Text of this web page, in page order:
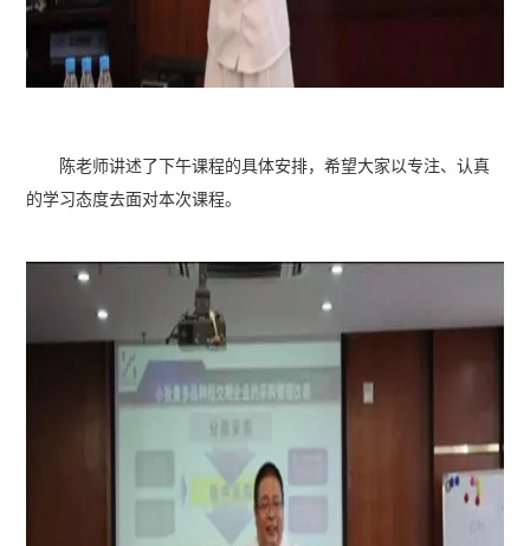
陈老师讲述了下午课程的具体安排，希望大家以专注、认真
的学习态度去面对本次课程。